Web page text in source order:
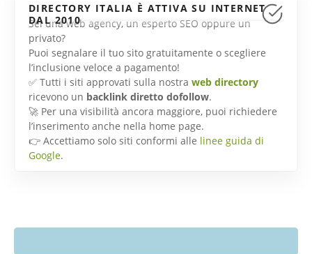
DIRECTORY ITALIA È ATTIVA SU INTERNET
DAL 2010
Sei una web agency, un esperto SEO oppure un
privato?
Puoi segnalare il tuo sito gratuitamente o scegliere
l’inclusione veloce a pagamento!
✅ Tutti i siti approvati sulla nostra web directory
ricevono un backlink diretto dofollow.
🚀 Per una visibilità ancora maggiore, puoi richiedere
l’inserimento anche nella home page.
👉 Accettiamo solo siti conformi alle linee guida di
Google.